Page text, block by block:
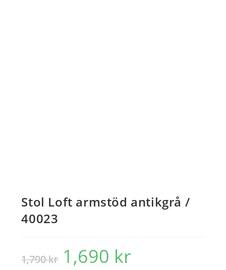
Stol Loft armstöd antikgrå /
40023
1,790kr
Det
ursprungliga
priset
1,690 kr